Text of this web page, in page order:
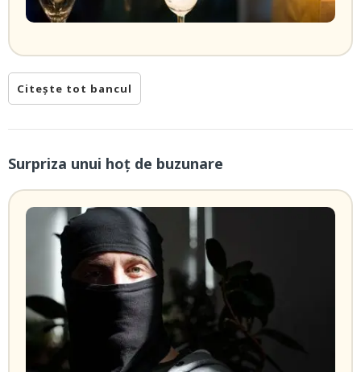
Citește tot bancul
Surpriza unui hoţ de buzunare